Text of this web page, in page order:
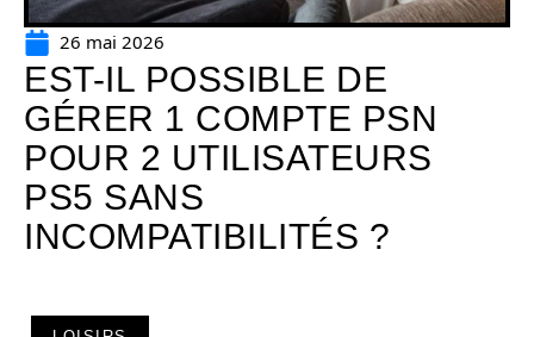
26 mai 2026
EST-IL POSSIBLE DE
GÉRER 1 COMPTE PSN
POUR 2 UTILISATEURS
PS5 SANS
INCOMPATIBILITÉS ?